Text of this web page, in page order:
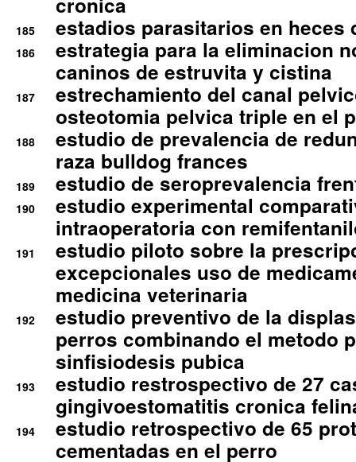
185 estadios parasitarios en heces
186
estrategia para la eliminacion
caninos de estruvita y cistina
187
estrechamiento del canal
osteotomia pelvica triple en el
188
estudio de prevalencia de
raza bulldog frances
189 estudio de seroprevalencia
190
estudio experimental
intraoperatoria con
191
estudio piloto sobre la
excepcionales uso de
medicina veterinaria
192
estudio preventivo de la
perros combinando el metodo
sinfisiodesis pubica
193
estudio restrospectivo de 27
gingivoestomatitis cronica
194
estudio retrospectivo de 65
cementadas en el perro